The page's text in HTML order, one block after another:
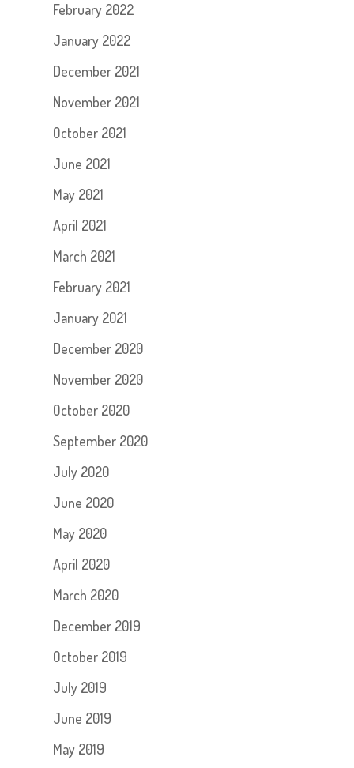
February 2022
January 2022
December 2021
November 2021
October 2021
June 2021
May 2021
April 2021
March 2021
February 2021
January 2021
December 2020
November 2020
October 2020
September 2020
July 2020
June 2020
May 2020
April 2020
March 2020
December 2019
October 2019
July 2019
June 2019
May 2019